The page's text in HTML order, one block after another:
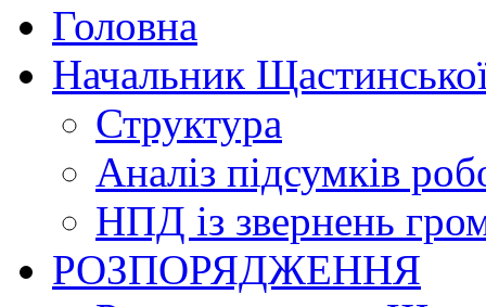
Головна
Начальник
Структура
Аналіз підсумків
НПД із звернень
РОЗПОРЯДЖЕННЯ